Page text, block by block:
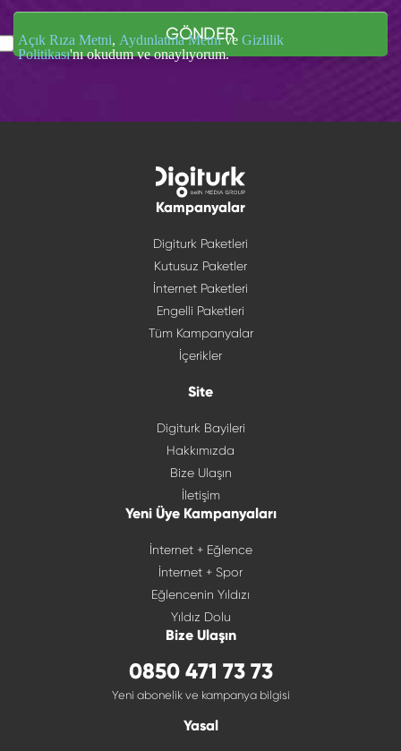
GÖNDER
Açık Rıza Metni, Aydınlatma Metnive Gizlilik
Politikası'nı okudum ve onaylıyorum.
Kampanyalar
Digiturk Paketleri
Kutusuz Paketler
İnternet Paketleri
Engelli Paketleri
Tüm Kampanyalar
İçerikler
Site
Digiturk Bayileri
Hakkımızda
Bize Ulaşın
İletişim
Yeni Üye Kampanyaları
İnternet + Eğlence
İnternet + Spor
Eğlencenin Yıldızı
Yıldız Dolu
Bize Ulaşın
0850 471 73 73
Yeni abonelik ve kampanya bilgisi
Yasal